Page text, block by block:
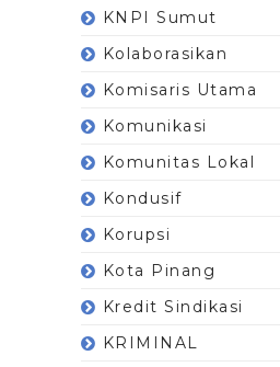
KNPI Sumut
Kolaborasikan
Komisaris Utama
Komunikasi
Komunitas Lokal
Kondusif
Korupsi
Kota Pinang
Kredit Sindikasi
KRIMINAL